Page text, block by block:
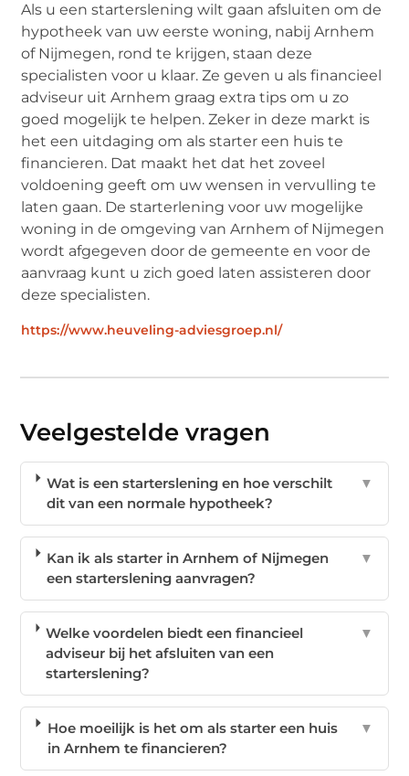
Als u een starterslening wilt gaan afsluiten om de
hypotheek van uw eerste woning, nabij Arnhem
of Nijmegen, rond te krijgen, staan deze
specialisten voor u klaar. Ze geven u als financieel
adviseur uit Arnhem graag extra tips om u zo
goed mogelijk te helpen. Zeker in deze markt is
het een uitdaging om als starter een huis te
financieren. Dat maakt het dat het zoveel
voldoening geeft om uw wensen in vervulling te
laten gaan. De starterlening voor uw mogelijke
woning in de omgeving van Arnhem of Nijmegen
wordt afgegeven door de gemeente en voor de
aanvraag kunt u zich goed laten assisteren door
deze specialisten.
https://www.heuveling-adviesgroep.nl/
Veelgestelde vragen
Wat is een starterslening en hoe verschilt
dit van een normale hypotheek?
▼
Kan ik als starter in Arnhem of Nijmegen
een starterslening aanvragen?
▼
Welke voordelen biedt een financieel
adviseur bij het afsluiten van een
starterslening?
▼
Hoe moeilijk is het om als starter een huis
in Arnhem te financieren?
▼